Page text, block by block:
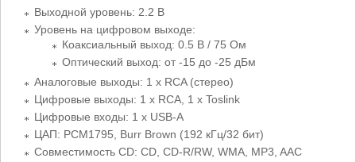
Выходной уровень: 2.2 В
Уровень на цифровом выходе:
Коаксиальный выход: 0.5 В / 75 Ом
Оптический выход: от -15 до -25 дБм
Аналоговые выходы: 1 x RCA (стерео)
Цифровые выходы: 1 x RCA, 1 x Toslink
Цифровые входы: 1 x USB-A
ЦАП: PCM1795, Burr Brown (192 кГц/32 бит)
Совместимость CD: CD, CD-R/RW, WMA, MP3, AAC